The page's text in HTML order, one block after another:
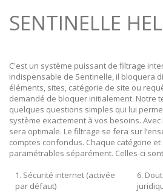
SENTINELLE
C'est un système puissant de filtrage
indispensable de Sentinelle, il bloquera
éléments, sites, catégorie de site ou
demandé de bloquer initialement. Notre
quelques questions simples qui lui
système exactement à vos besoins.
sera optimale. Le filtrage se fera sur
comptes confondus. Chaque catégorie
paramétrables séparément. Celles-ci
1. Sécurité internet (activée
par défaut)
6.